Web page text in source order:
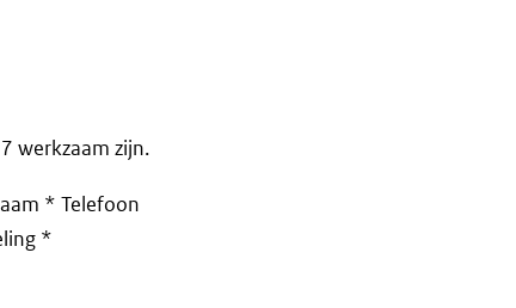
werkzaam zijn.
* Telefoon
*